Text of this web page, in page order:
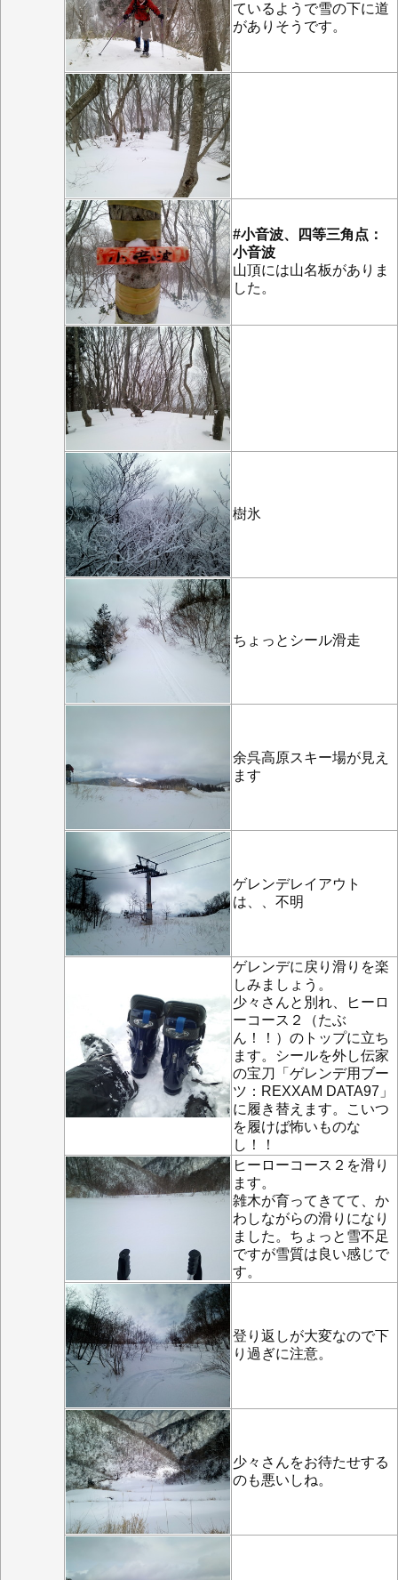
ているようで雪の下に道
がありそうです。
#小音波、四等三角点：
小音波
山頂には山名板がありま
した。
樹氷
ちょっとシール滑走
余呉高原スキー場が見え
ます
ゲレンデレイアウト
は、、不明
ゲレンデに戻り滑りを楽
しみましょう。
少々さんと別れ、ヒーロ
ーコース２（たぶ
ん！！）のトップに立ち
ます。シールを外し伝家
の宝刀「ゲレンデ用ブー
ツ：REXXAM DATA97」
に履き替えます。こいつ
を履けば怖いものな
し！！
ヒーローコース２を滑り
ます。
雑木が育ってきてて、か
わしながらの滑りになり
ました。ちょっと雪不足
ですが雪質は良い感じで
す。
登り返しが大変なので下
り過ぎに注意。
少々さんをお待たせする
のも悪いしね。